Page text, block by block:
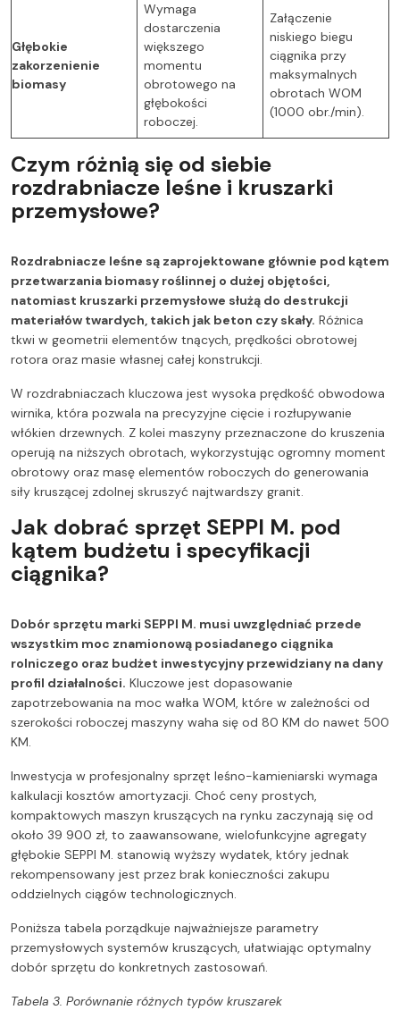
Głębokie
zakorzenienie
biomasy
Wymaga
dostarczenia
większego
momentu
obrotowego na
głębokości
roboczej.
Załączenie
niskiego biegu
ciągnika przy
maksymalnych
obrotach WOM
(1000 obr./min).
Czym różnią się od siebie
rozdrabniacze leśne i kruszarki
przemysłowe?
Rozdrabniacze leśne są zaprojektowane głównie pod kątem
przetwarzania biomasy roślinnej o dużej objętości,
natomiast kruszarki przemysłowe służą do destrukcji
materiałów twardych, takich jak beton czy skały. Różnica
tkwi w geometrii elementów tnących, prędkości obrotowej
rotora oraz masie własnej całej konstrukcji.
W rozdrabniaczach kluczowa jest wysoka prędkość obwodowa
wirnika, która pozwala na precyzyjne cięcie i rozłupywanie
włókien drzewnych. Z kolei maszyny przeznaczone do kruszenia
operują na niższych obrotach, wykorzystując ogromny moment
obrotowy oraz masę elementów roboczych do generowania
siły kruszącej zdolnej skruszyć najtwardszy granit.
Jak dobrać sprzęt SEPPI M. pod
kątem budżetu i specyfikacji
ciągnika?
Dobór sprzętu marki SEPPI M. musi uwzględniać przede
wszystkim moc znamionową posiadanego ciągnika
rolniczego oraz budżet inwestycyjny przewidziany na dany
profil działalności. Kluczowe jest dopasowanie
zapotrzebowania na moc wałka WOM, które w zależności od
szerokości roboczej maszyny waha się od 80 KM do nawet 500
KM.
Inwestycja w profesjonalny sprzęt leśno-kamieniarski wymaga
kalkulacji kosztów amortyzacji. Choć ceny prostych,
kompaktowych maszyn kruszących na rynku zaczynają się od
około 39 900 zł, to zaawansowane, wielofunkcyjne agregaty
głębokie SEPPI M. stanowią wyższy wydatek, który jednak
rekompensowany jest przez brak konieczności zakupu
oddzielnych ciągów technologicznych.
Poniższa tabela porządkuje najważniejsze parametry
przemysłowych systemów kruszących, ułatwiając optymalny
dobór sprzętu do konkretnych zastosowań.
Tabela 3. Porównanie różnych typów kruszarek